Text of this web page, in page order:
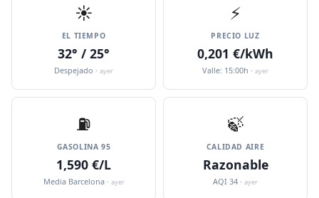
☀️
EL TIEMPO
32° / 25°
Despejado · ayer
⚡
PRECIO LUZ
0,201 €/kWh
Valle: 15:00h · ayer
⛽️
GASOLINA 95
1,590 €/L
Media Barcelona · ayer
🍃
CALIDAD AIRE
Razonable
AQI 34 · ayer